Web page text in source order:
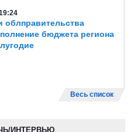
облправительства
бюджета региона
Весь список
ИНТЕРВЬЮ